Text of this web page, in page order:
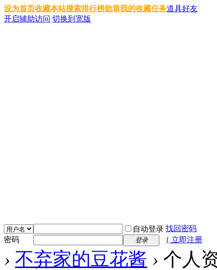
设为首页收藏本站搜索排行榜勋章我的收藏任务道具好友
开启辅助访问 切换到宽版
自动登录 找回密码
密码
登录 { 立即注册
› 不弃家的豆花酱 › 个人